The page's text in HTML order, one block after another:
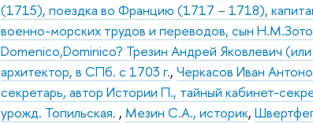
(1715), поездка во Францию (1717 – 1718),
военно-морских трудов и переводов, сын
Domenico,Dominico? Трезин Андрей Яковлевич
архитектор, в СПб. с 1703 г.,Черкасов Иван
секретарь, автор Истории П., тайный кабинет-
урожд. Топильская. , Мезин С.А., историк,